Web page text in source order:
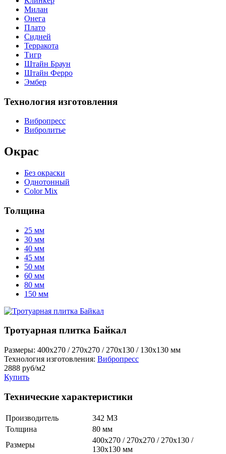
Милан
Онега
Плато
Сидней
Терракота
Тигр
Штайн Браун
Штайн Ферро
Эмбер
Технология изготовления
Вибропресс
Вибролитье
Окрас
Без окраски
Однотонный
Color Mix
Толщина
25 мм
30 мм
40 мм
45 мм
50 мм
60 мм
80 мм
150 мм
Тротуарная плитка Байкал
Размеры: 400х270 / 270х270 / 270х130 / 130х130 мм
Технология изготовления: Вибропресс
2888 руб/м2
Купить
Технические характеристики
Производитель
342 МЗ
Толщина
80 мм
Размеры
400х270 / 270х270 / 270х130 /
130х130 мм